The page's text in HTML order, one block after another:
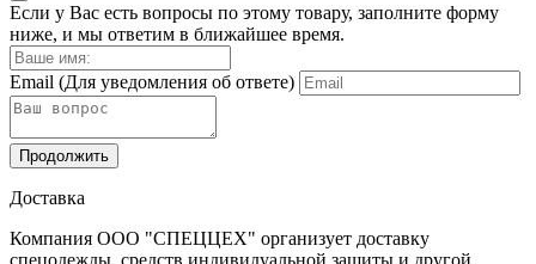
Если у Вас есть вопросы по этому товару, заполните форму
ниже, и мы ответим в ближайшее время.
Email (Для уведомления об ответе)
Продолжить
Доставка
Компания ООО "СПЕЦЦЕХ" организует доставку
спецодежды, средств индивидуальной защиты и другой